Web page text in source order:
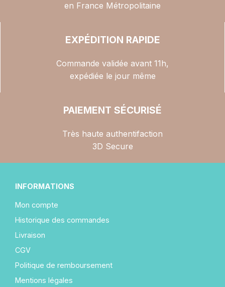
en France Métropolitaine
EXPÉDITION RAPIDE
Commande validée avant 11h,
expédiée le jour même
PAIEMENT SÉCURISÉ
Très haute authentifaction
3D Secure
INFORMATIONS
Mon compte
Historique des commandes
Livraison
CGV
Politique de remboursement
Mentions légales